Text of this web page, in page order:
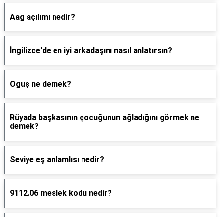
Aag açılımı nedir?
İngilizce'de en iyi arkadaşını nasıl anlatırsın?
Oguş ne demek?
Rüyada başkasının çocuğunun ağladığını görmek ne
demek?
Seviye eş anlamlısı nedir?
9112.06 meslek kodu nedir?